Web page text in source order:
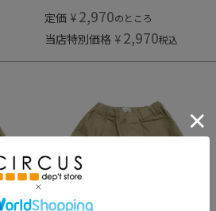
定価 ¥ 2,970のところ
当店特別価格 ¥ 2,970税込